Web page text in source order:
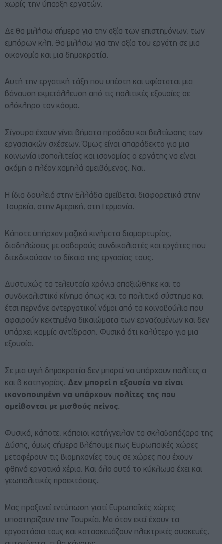
χωρίς την ύπαρξη εργατών.
Δε θα μιλήσω σήμερα για την αξία των επιστημόνων, των
εμπόρων κλπ. Θα μιλήσω για την αξία του εργάτη σε μια
οικονομία και μια δημοκρατία.
Αυτή την εργατική τάξη που υπέστη και υφίσταται μια
βάναυση εκμετάλλευση από τις πολιτικές εξουσίες σε
ολόκληρο τον κόσμο.
Σίγουρα έχουν γίνει βήματα προόδου και βελτίωσης των
εργασιακών σχέσεων. Όμως είναι απαράδεκτο για μια
κοινωνία ισοπολιτείας και ισονομίας ο εργάτης να είναι
ακόμη ο πλέον χαμηλά αμειβόμενος. Ναι.
Η ίδια δουλειά στην Ελλάδα αμείβεται διαφορετικά στην
Τουρκία, στην Αμερική, στη Γερμανία.
Κάποτε υπήρχαν μαζικά κινήματα διαμαρτυρίας,
διαδηλώσεις με σοβαρούς συνδικαλιστές και εργάτες που
διεκδικούσαν το δίκαιο της εργασίας τους.
Δυστυχώς τα τελευταία χρόνια απαξιώθηκε και το
συνδικαλιστικό κίνημα όπως και το πολιτικό σύστημα και
έτσι περνάνε αντεργατικοί νόμοι από τα κοινοβούλια που
αφαιρούν κεκτημένα δικαιώματα των εργαζομένων και δεν
υπάρχει καμμία αντίδραση. Φυσικά ότι καλύτερο για μια
εξουσία.
Σε μια υγιή δημοκρατία δεν μπορεί να υπάρχουν πολίτες α
και β κατηγορίας. Δεν μπορεί η εξουσία να είναι
ικανοποιημένη να υπάρχουν πολίτες της που
αμείβονται με μισθούς πείνας.
Φυσικά, κάποτε, κάποιοι κατήγγειλαν τα σκλαβοπάζαρα της
Δύσης, όμως σήμερα βλέπουμε πως Ευρωπαϊκές χώρες
μεταφέρουν τις βιομηχανίες τους σε χώρες που έχουν
φθηνά εργατικά χέρια. Και όλο αυτό το κύκλωμα έχει και
γεωπολιτικές προεκτάσεις.
Μας προξενεί εντύπωση γιατί Ευρωπαϊκές χώρες
υποστηρίζουν την Τουρκία. Μα όταν εκεί έχουν τα
εργοστάσια τους και κατασκευάζουν ηλεκτρικές συσκευές,